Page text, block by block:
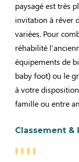
paysagé est très
invitation à rêver
variées. Pour
réhabilité
équipements de
baby foot) ou le
à votre
famille ou entre
Classement &